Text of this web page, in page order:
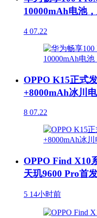
10000mAh电池
4 07.22
OPPO K15正式
+8000mAh冰川
8 07.22
OPPO Find X10
天玑9600 Pro首
5 14小时前